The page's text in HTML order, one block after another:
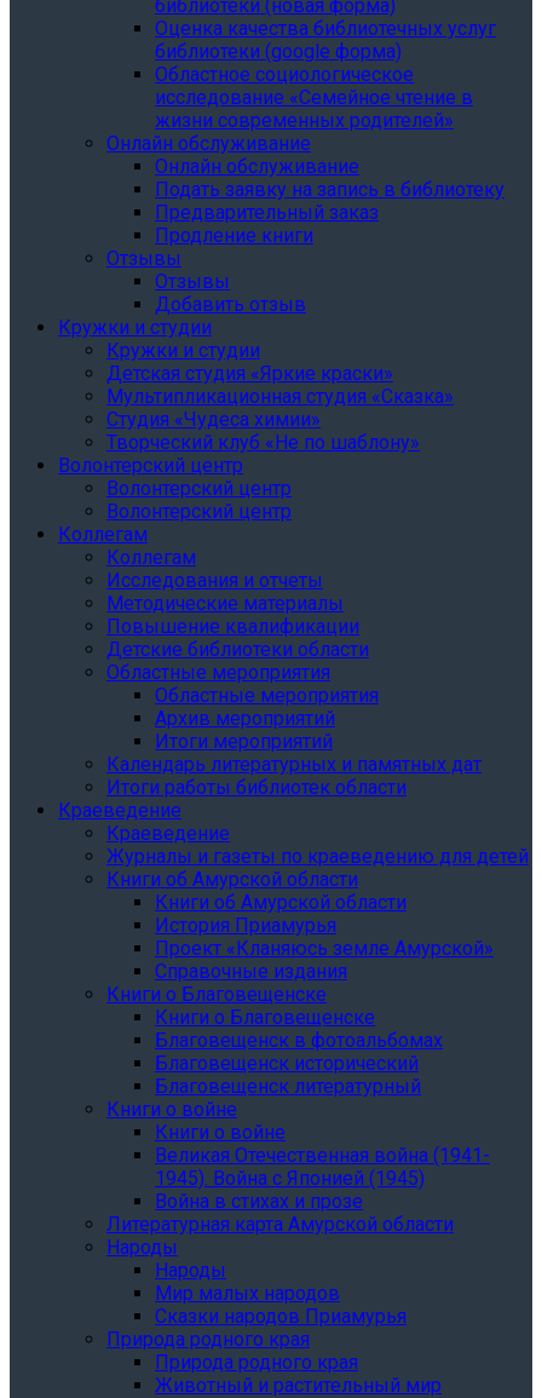
библиотеки (новая форма)
Oценка качества библиотечных услуг
библиотеки (google форма)
Областное социологическое
исследование «Семейное чтение в
жизни современных родителей»
Онлайн обслуживание
Онлайн обслуживание
Подать заявку на запись в библиотеку
Предварительный заказ
Продление книги
Отзывы
Отзывы
Добавить отзыв
Кружки и студии
Кружки и студии
Детская студия «Яркие краски»
Мультипликационная студия «Сказка»
Студия «Чудеса химии»
Творческий клуб «Не по шаблону»
Волонтерский центр
Волонтерский центр
Волонтерский центр
Коллегам
Коллегам
Исследования и отчеты
Методические материалы
Повышение квалификации
Детские библиотеки области
Областные мероприятия
Областные мероприятия
Архив мероприятий
Итоги мероприятий
Календарь литературных и памятных дат
Итоги работы библиотек области
Краеведение
Краеведение
Журналы и газеты по краеведению для детей
Книги об Амурской области
Книги об Амурской области
История Приамурья
Проект «Кланяюсь земле Амурской»
Справочные издания
Книги о Благовещенске
Книги о Благовещенске
Благовещенск в фотоальбомах
Благовещенск исторический
Благовещенск литературный
Книги о войне
Книги о войне
Великая Отечественная война (1941-
1945). Война с Японией (1945)
Война в стихах и прозе
Литературная карта Амурской области
Народы
Народы
Мир малых народов
Сказки народов Приамурья
Природа родного края
Природа родного края
Животный и растительный мир